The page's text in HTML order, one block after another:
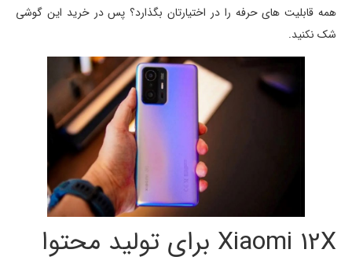
همه قابلیت های حرفه را در اختیارتان بگذارد؟ پس در خرید این گوشی
شک نکنید.
Xiaomi 12X برای تولید محتوا